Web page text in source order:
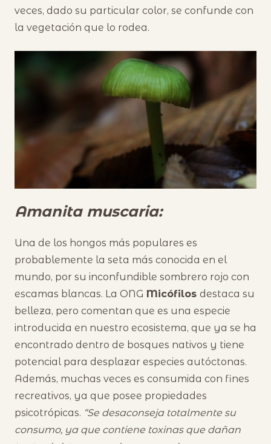
veces, dado su particular color, se confunde con
la vegetación que lo rodea.
Amanita muscaria:
Una de los hongos más populares es
probablemente la seta más conocida en el
mundo, por su inconfundible sombrero rojo con
escamas blancas. La ONG Micófilos destaca su
belleza, pero comentan que es una especie
introducida en nuestro ecosistema, que ya se ha
encontrado dentro de bosques nativos y tiene
potencial para desplazar especies autóctonas.
Además, muchas veces es consumida con fines
recreativos, ya que posee propiedades
psicotrópicas. “Se desaconseja totalmente su
consumo, ya que contiene toxinas que dañan